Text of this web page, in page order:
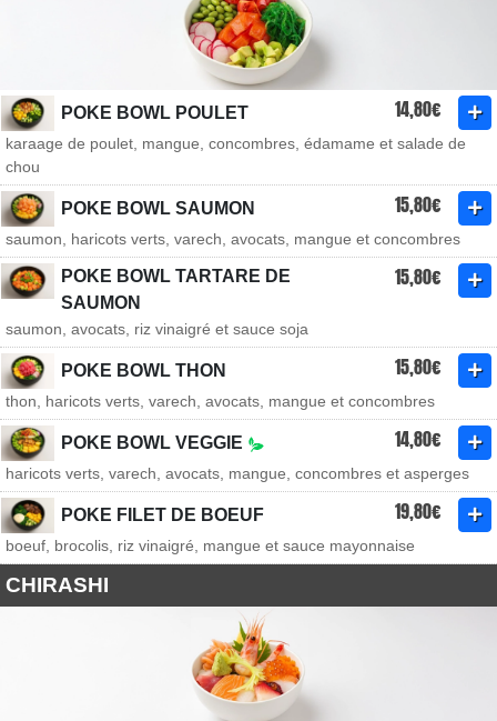
POKE BOWL POULET 14,80€
karaage de poulet, mangue, concombres, édamame et salade de
chou
POKE BOWL SAUMON 15,80€
saumon, haricots verts, varech, avocats, mangue et concombres
POKE BOWL TARTARE DE
SAUMON
15,80€
saumon, avocats, riz vinaigré et sauce soja
POKE BOWL THON 15,80€
thon, haricots verts, varech, avocats, mangue et concombres
POKE BOWL VEGGIE 14,80€
haricots verts, varech, avocats, mangue, concombres et asperges
POKE FILET DE BOEUF 19,80€
boeuf, brocolis, riz vinaigré, mangue et sauce mayonnaise
CHIRASHI